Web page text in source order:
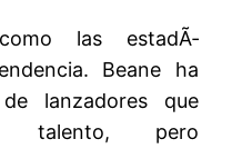
las estadÃ­
Beane ha
lanzadores que
talento, pero